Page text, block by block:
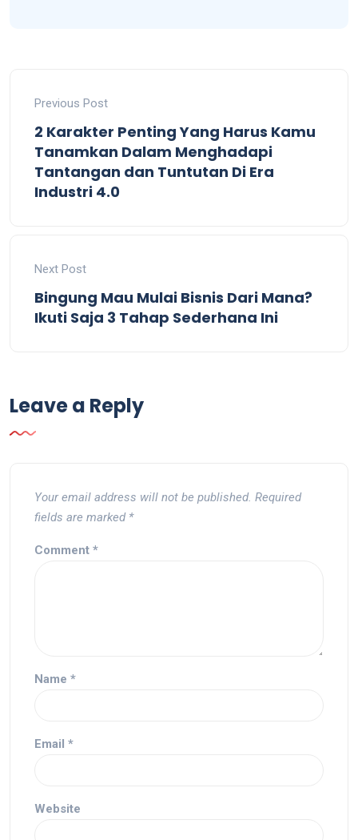
Previous Post
2 Karakter Penting Yang Harus Kamu
Tanamkan Dalam Menghadapi
Tantangan dan Tuntutan Di Era
Industri 4.0
Next Post
Bingung Mau Mulai Bisnis Dari Mana?
Ikuti Saja 3 Tahap Sederhana Ini
Leave a Reply
Your email address will not be published. Required
fields are marked *
Comment *
Name *
Email *
Website